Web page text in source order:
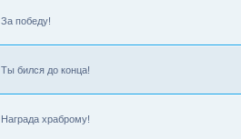
За победу!
Ты бился до конца!
Награда храброму!